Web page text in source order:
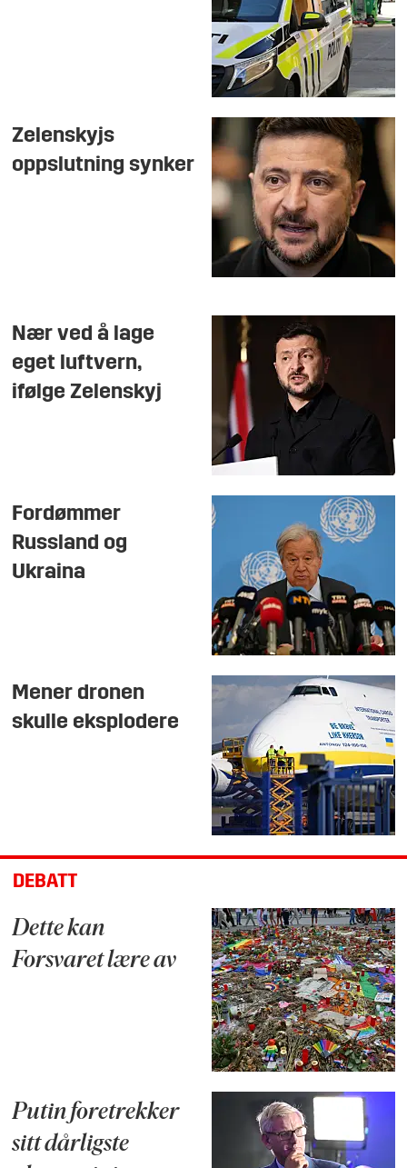
Zelenskyjs
oppslutning synker
Nær ved å lage
eget luftvern,
ifølge Zelenskyj
Fordømmer
Russland og
Ukraina
Mener dronen
skulle eksplodere
DEBATT
Dette kan
Forsvaret lære av
Putin foretrekker
sitt dårligste